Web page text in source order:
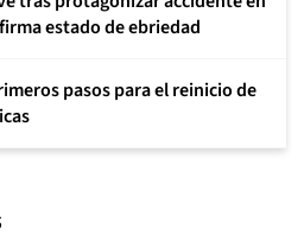
estado de ebriedad
pasos para el reinicio de